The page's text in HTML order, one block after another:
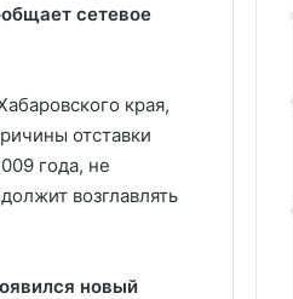
сетевое
края,
отставки
года, не
возглавлять
новый